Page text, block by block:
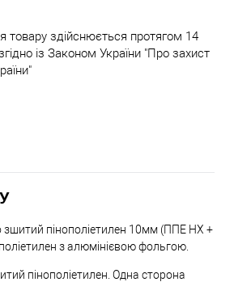
товару здійснюється протягом 14
із Законом України "Про захист
зшитий пінополіетилен 10мм (ППЕ НХ +
з алюмінієвою фольгою.
пінополіетилен. Одна сторона